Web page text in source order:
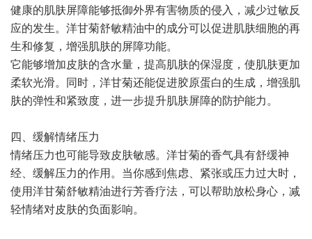
健康的肌肤屏障能够抵御外界有害物质的侵入，减少过敏反
应的发生。洋甘菊舒敏精油中的成分可以促进肌肤细胞的再
生和修复，增强肌肤的屏障功能。
它能够增加皮肤的含水量，提高肌肤的保湿度，使肌肤更加
柔软光滑。同时，洋甘菊还能促进胶原蛋白的生成，增强肌
肤的弹性和紧致度，进一步提升肌肤屏障的防护能力。
四、缓解情绪压力
情绪压力也可能导致皮肤敏感。洋甘菊的香气具有舒缓神
经、缓解压力的作用。当你感到焦虑、紧张或压力过大时，
使用洋甘菊舒敏精油进行芳香疗法，可以帮助放松身心，减
轻情绪对皮肤的负面影响。